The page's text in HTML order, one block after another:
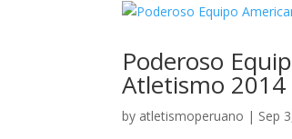
Poderoso
Atletismo 2014
by atletismoperuano | Sep